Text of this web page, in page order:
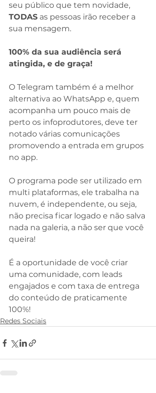
seu público que tem novidade,
TODAS as pessoas irão receber a
sua mensagem.
100% da sua audiência será
atingida, e de graça!
O Telegram também é a melhor
alternativa ao WhatsApp e, quem
acompanha um pouco mais de
perto os infoprodutores, deve ter
notado várias comunicações
promovendo a entrada em grupos
no app.
O programa pode ser utilizado em
multi plataformas, ele trabalha na
nuvem, é independente, ou seja,
não precisa ficar logado e não salva
nada na galeria, a não ser que você
queira!
É a oportunidade de você criar
uma comunidade, com leads
engajados e com taxa de entrega
do conteúdo de praticamente
100%!
Redes Sociais